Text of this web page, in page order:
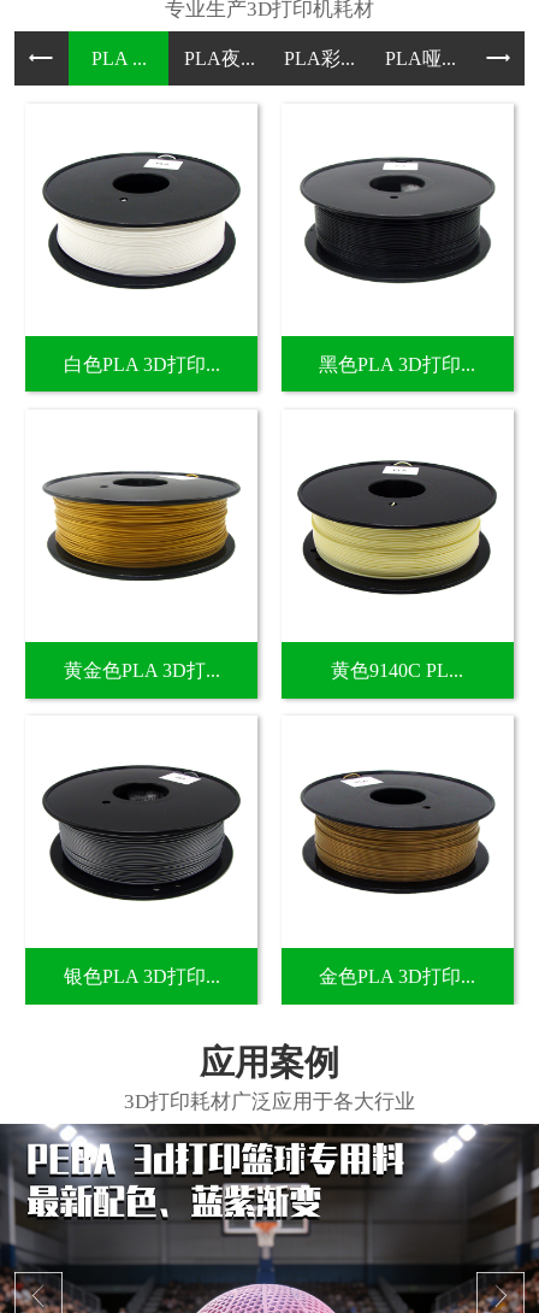
PLA ... PLA夜... PLA彩... PLA哑... PLA
白色PLA 3D打印... 黑色PLA 3D打印...
黄金色PLA 3D打... 黄色9140C PL...
银色PLA 3D打印... 金色PLA 3D打印...
应用案例